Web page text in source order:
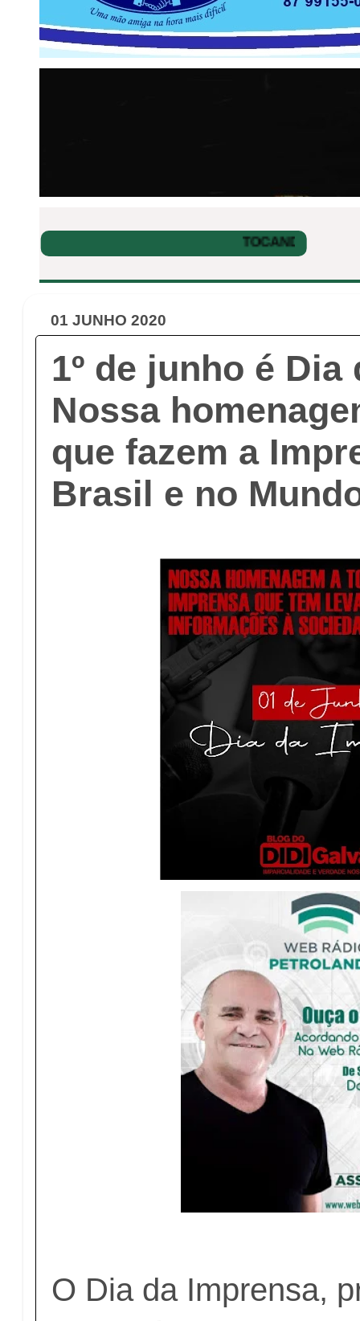
01 JUNHO 2020
1º de junho é
Nossa
que fazem a
Brasil e no
O Dia da Imprensa,